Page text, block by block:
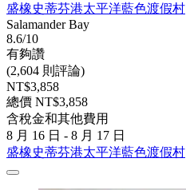
盛橡史蒂芬港太平洋藍色渡假村
Salamander Bay
8.6/10
有夠讚
(2,604 則評論)
NT$3,858
總價 NT$3,858
含稅金和其他費用
8 月 16 日 - 8 月 17 日
盛橡史蒂芬港太平洋藍色渡假村